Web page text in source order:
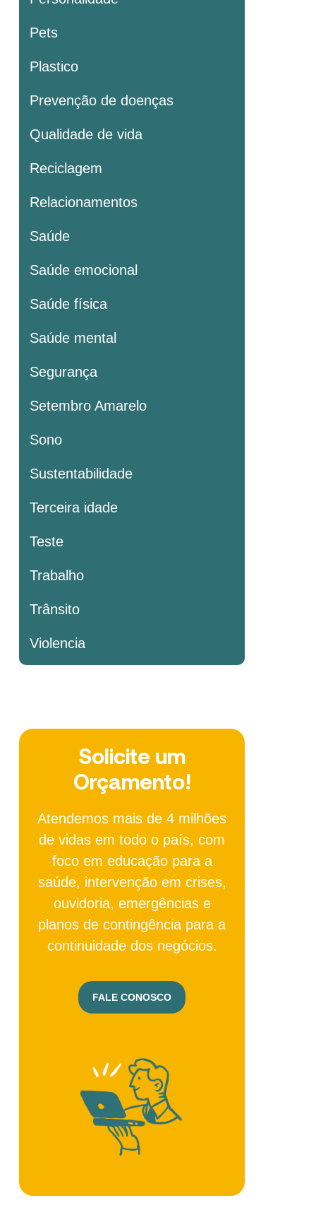
Pets
Plastico
Prevenção de doenças
Qualidade de vida
Reciclagem
Relacionamentos
Saúde
Saúde emocional
Saúde física
Saúde mental
Segurança
Setembro Amarelo
Sono
Sustentabilidade
Terceira idade
Teste
Trabalho
Trânsito
Violencia
Solicite um
Orçamento!
Atendemos mais de 4 milhões
de vidas em todo o país, com
foco em educação para a
saúde, intervenção em crises,
ouvidoria, emergências e
planos de contingência para a
continuidade dos negócios.
FALE CONOSCO